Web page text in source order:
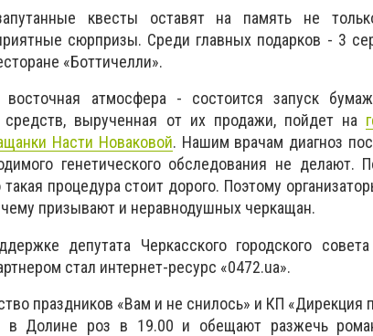
квесты оставят на память не
сюрпризы. Среди главных подарков - 3
«Боттичелли».
атмосфера - состоится запуск
средств, вырученная от их продажи, пойдет на
Насти Новаковой. Нашим врачам диагноз
генетического обследования не делают.
процедура стоит дорого. Поэтому
призывают и неравнодушных черкащан.
депутата Черкасского городского
стал интернет-ресурс «0472.ua».
праздников «Вам и не снилось» и КП «Дирекция
в Долине роз в 19.00 и обещают разжечь